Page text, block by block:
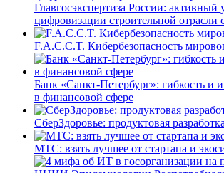
Главгосэкспертиза России: активный
цифровизации строительной отрасли
F.A.C.C.T. Кибербезопасность
Банк «Санкт-Петербург»: гибкость и
в финансовой сфере
СберЗдоровье: продуктовая
МТС: взять лучшее от стартапа и